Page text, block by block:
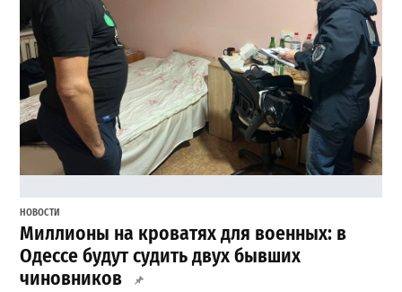
НОВОСТИ
Миллионы на кроватях для военных: в
Одессе будут судить двух бывших
чиновников